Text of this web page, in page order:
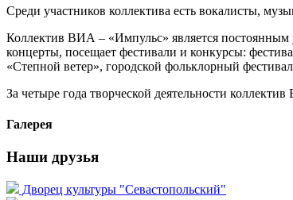
Среди участников коллектива есть вокалисты,
Коллектив ВИА – «Импульс» является
концерты, посещает фестивали и конкурсы:
«Степной ветер», городской фольклорный
За четыре года творческой деятельности
Галерея
Наши друзья
Дворец культуры "Севастопольский"